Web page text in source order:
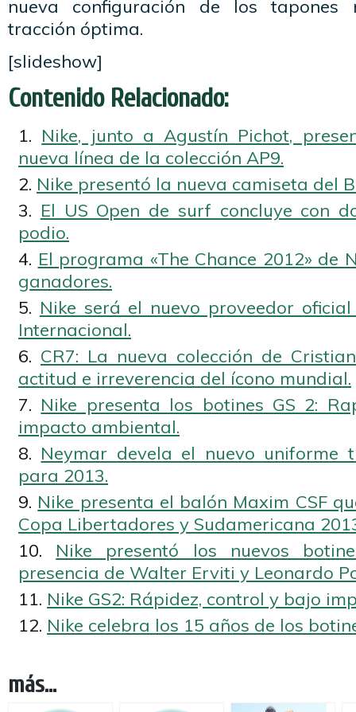
nueva configuración de los tapones
tracción óptima.
[slideshow]
Contenido Relacionado:
Nike, junto a Agustín Pichot,
nueva línea de la colección AP9.
Nike presentó la nueva camiseta del
El US Open de surf concluye con
podio.
El programa «The Chance 2012» de
ganadores.
Nike será el nuevo proveedor
Internacional.
CR7: La nueva colección de
actitud e irreverencia del ícono mundial.
Nike presenta los botines GS 2:
impacto ambiental.
Neymar devela el nuevo uniforme
para 2013.
Nike presenta el balón Maxim CSF
Copa Libertadores y Sudamericana
Nike presentó los nuevos
presencia de Walter Erviti y Leonardo
Nike GS2: Rápidez, control y bajo
Nike celebra los 15 años de los
más...